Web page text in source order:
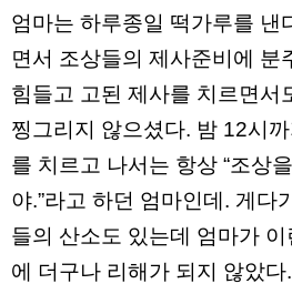
엄마는 하루종일 떡가루를 낸
면서 조상들의 제사준비에 분
힘들고 고된 제사를 치르면서
찡그리지 않으셨다. 밤 12시
를 치르고 나서는 항상 “조상
야.”라고 하던 엄마인데. 게다
들의 산소도 있는데 엄마가 이
에 더구나 리해가 되지 않았다.